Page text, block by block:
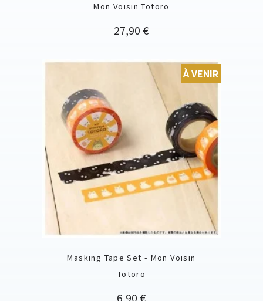
Mon Voisin Totoro
Prix
27,90 €
Masking Tape Set - Mon Voisin
Totoro
Prix
6,90 €
À VENIR